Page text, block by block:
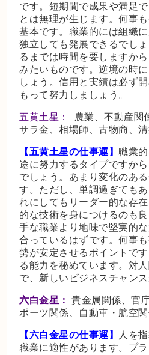
です。短期間で成果や満足
とは無理が生じます。何事
基本です。職業的には組織
独立しても発展できるでし
るまでは時間を要しますか
みたいものです。逆境の時
しょう。信用と実績は必ず
もって努力しましょう。
五黄土星：
農業、不動産関
サラ金、相場師、古物商、
【五黄土星の仕事運】職業
途に努力するタイプですか
でしょう。あまり変化のあ
す。ただし、単調過ぎても
れにしてもリーダー的な存
的な技術を身につけるのも
手な職業より地味で堅実的
合っているはずです。何事
勢が安定させるポイントで
る能力を秘めています。対
で、新しいビジネスチャンス
六白金星：
貴金属関係、官
ポーツ関係、自動車・航空
【六白金星の仕事運】
人を
職業に適性があります。プ